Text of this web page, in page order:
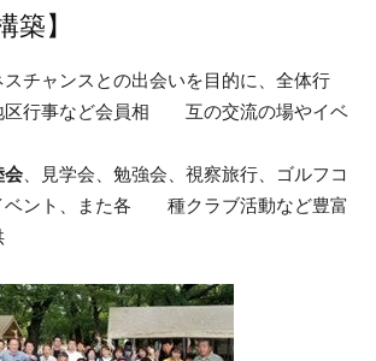
築】
スチャンスとの出会いを目的に、全体行
区行事など会員相 互の交流の場やイベ
会、見学会、勉強会、視察旅行、ゴルフコ
ベント、また各 種クラブ活動など豊富